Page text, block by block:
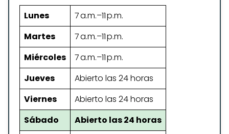
Lunes
7 a.m.–11 p.m.
Martes
7 a.m.–11 p.m.
Miércoles
7 a.m.–11 p.m.
Jueves
Abierto las 24 horas
Viernes
Abierto las 24 horas
Sábado
Abierto las 24 horas